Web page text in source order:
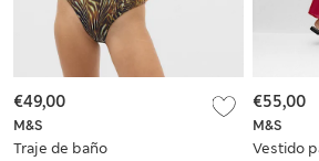
M&S
Traje de baño
€49,00
M&S
Vestido
€55,00